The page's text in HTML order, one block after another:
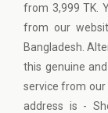
from 3,999 TK.
from our
Bangladesh.
this genuine
service from our
address is -